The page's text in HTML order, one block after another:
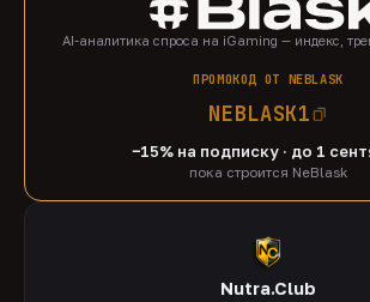
AI-аналитика спроса на iGaming — индекс,
ПРОМОКОД ОТ NEBLASK
NEBLASK1
−15% на подписку · до 1
пока строится NeBlask
Nutra.Club